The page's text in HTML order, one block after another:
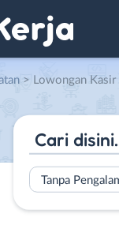
> Lowongan Kasir Wanita (Cendol Sri Rahayu) – Kasir Wanita (Bakso
Tanpa